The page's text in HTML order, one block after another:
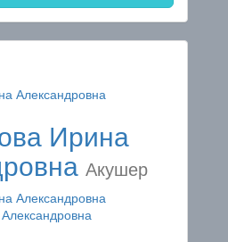
Ирина
Акушер